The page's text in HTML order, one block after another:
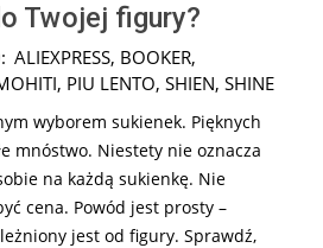
Twojej figury?
ALIEXPRESS, BOOKER,
, PIU LENTO, SHIEN, SHINE
wyborem sukienek. Pięknych
mnóstwo. Niestety nie oznacza
na każdą sukienkę. Nie
cena. Powód jest prosty –
jest od figury. Sprawdź,